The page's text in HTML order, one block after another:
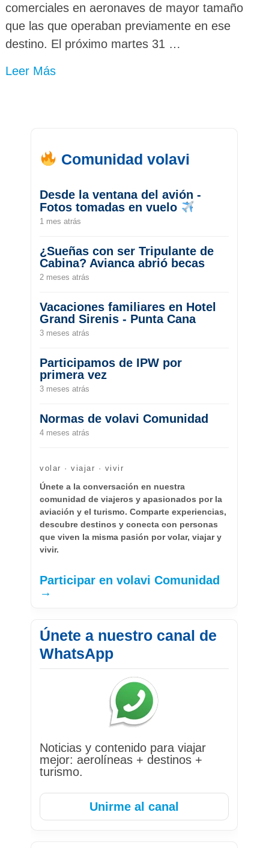
comerciales en aeronaves de mayor tamaño
que las que operaban previamente en ese
destino. El próximo martes 31 …
Leer Más
Comunidad volavi
Desde la ventana del avión -
Fotos tomadas en vuelo
1 mes atrás
¿Sueñas con ser Tripulante de
Cabina? Avianca abrió becas
2 meses atrás
Vacaciones familiares en Hotel
Grand Sirenis - Punta Cana
3 meses atrás
Participamos de IPW por
primera vez
3 meses atrás
Normas de volavi Comunidad
4 meses atrás
volar · viajar · vivir
Únete a la conversación en nuestra
comunidad de viajeros y apasionados por la
aviación y el turismo. Comparte experiencias,
descubre destinos y conecta con personas
que viven la misma pasión por volar, viajar y
vivir.
Participar en volavi Comunidad
→
Únete a nuestro canal de
WhatsApp
Noticias y contenido para viajar
mejor: aerolíneas + destinos +
turismo.
Unirme al canal